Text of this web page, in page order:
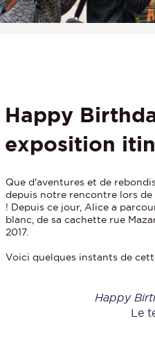
Happy
exposition
Que d'aventures et de
depuis notre rencontre lors de
! Depuis ce jour, Alice a
blanc, de sa cachette rue
2017.
Voici quelques instants de
Happy
Le